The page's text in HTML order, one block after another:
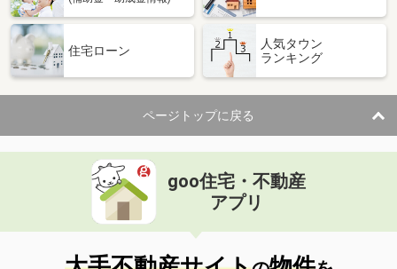
住宅ローン
人気タウン
ランキング
ページトップに戻る
goo住宅・不動産
アプリ